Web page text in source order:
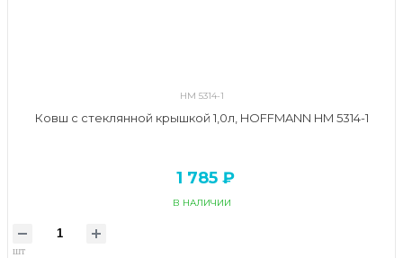
HM 5314-1
Ковш с стеклянной крышкой 1,0л, HOFFMANN HM 5314-1
1 785 ₽
В НАЛИЧИИ
шт